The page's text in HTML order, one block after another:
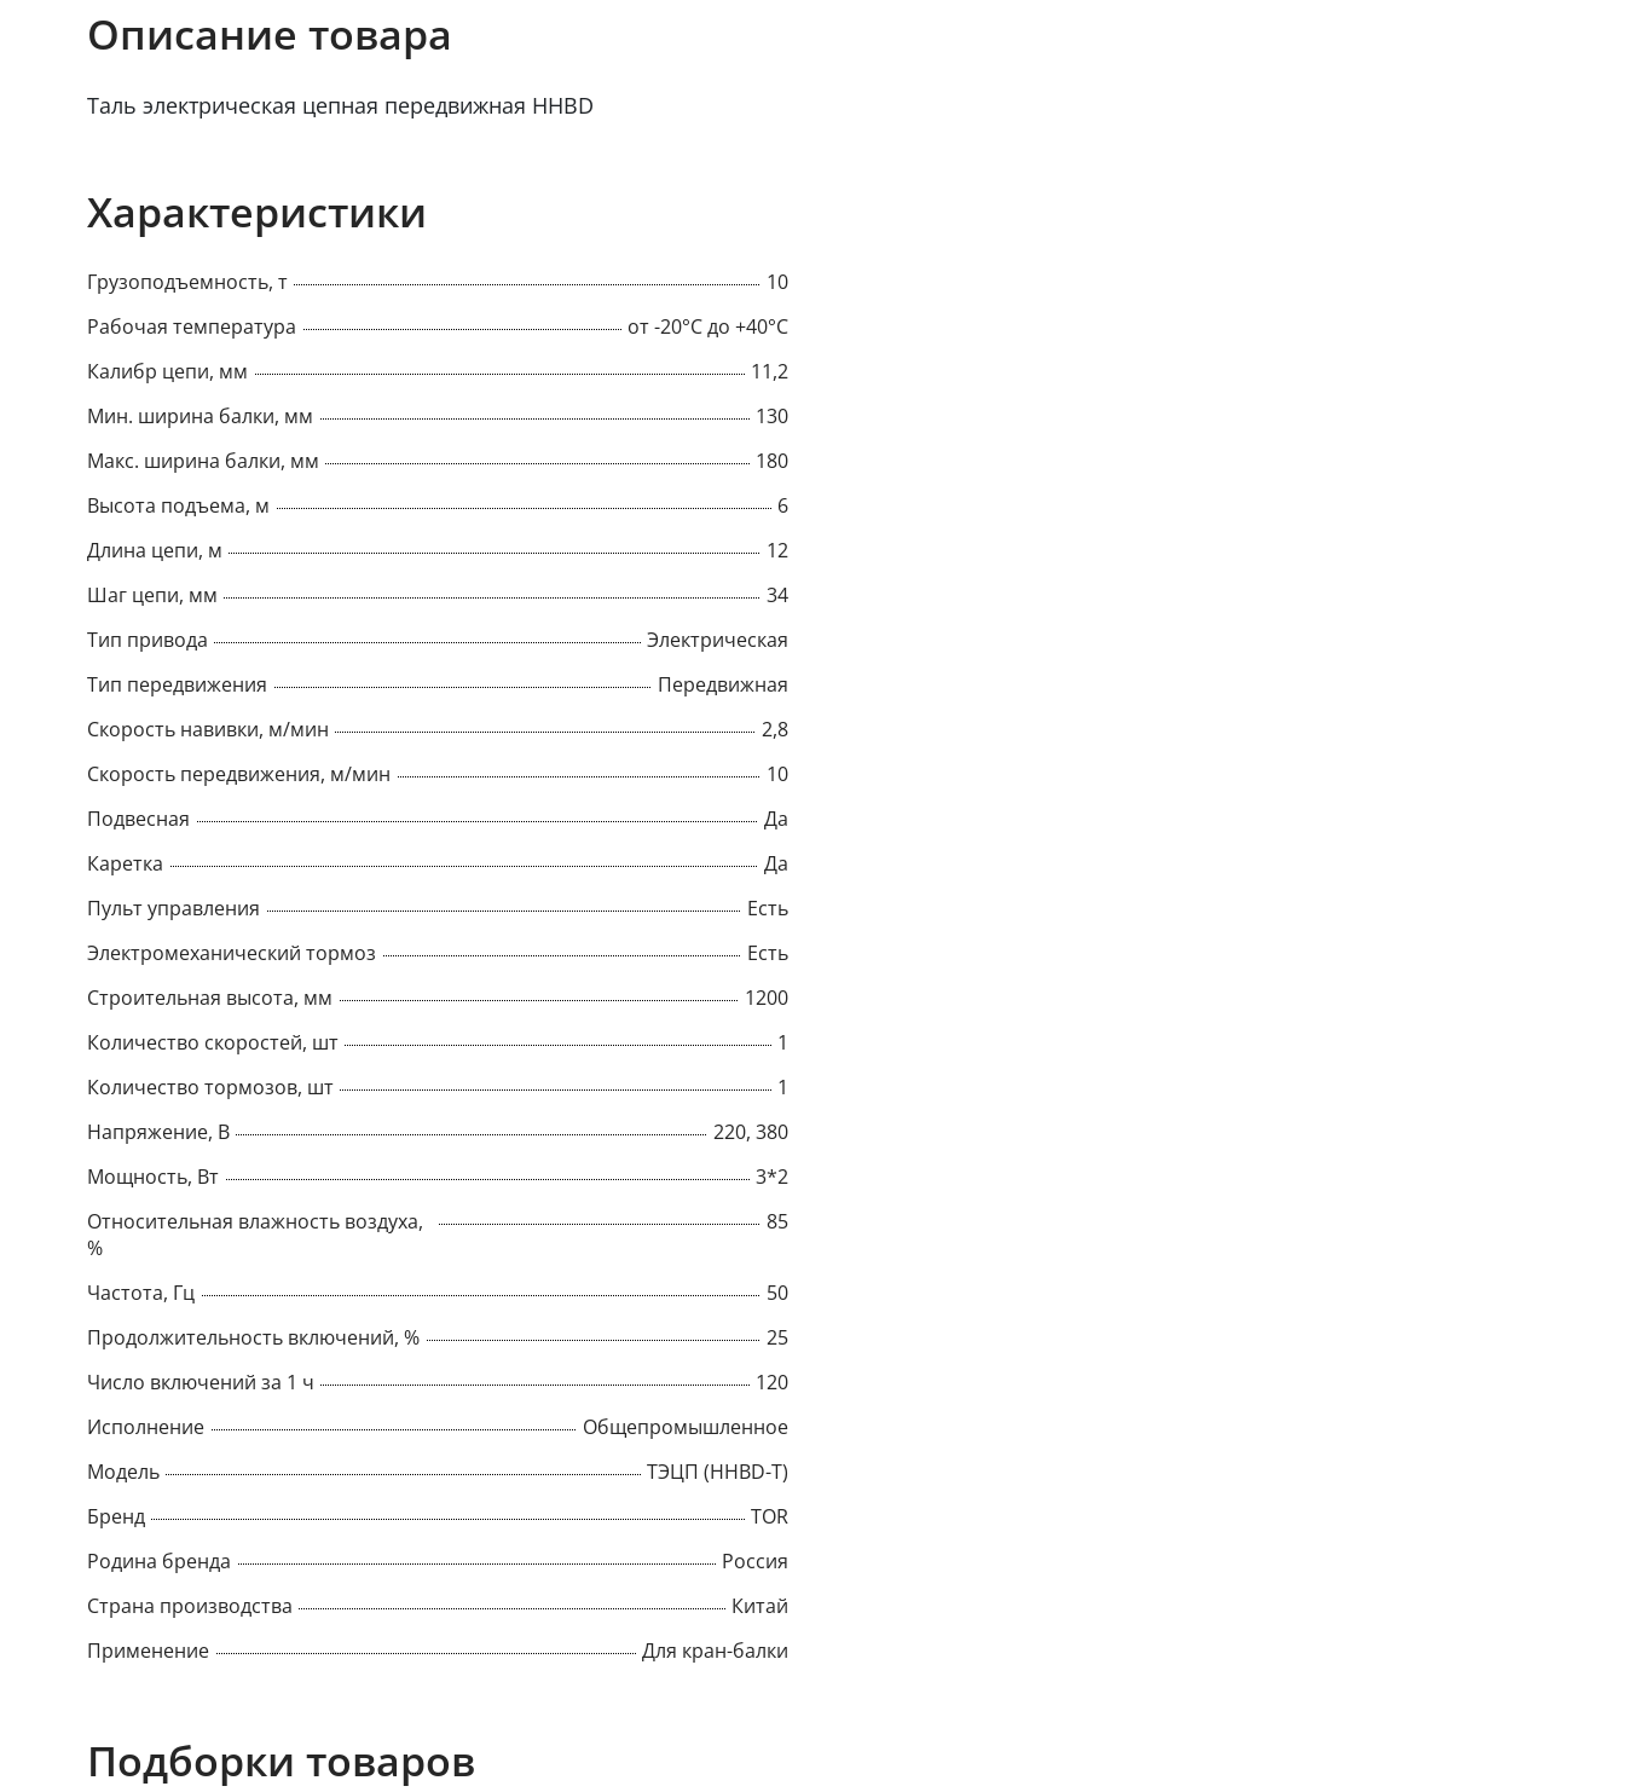
Описание товара
Таль электрическая цепная передвижная HHBD
Характеристики
Грузоподъемность, т
10
Рабочая температура
от -20°C до +40°C
Калибр цепи, мм
11,2
Мин. ширина балки, мм
130
Макс. ширина балки, мм
180
Высота подъема, м
6
Длина цепи, м
12
Шаг цепи, мм
34
Тип привода
Электрическая
Тип передвижения
Передвижная
Скорость навивки, м/мин
2,8
Скорость передвижения, м/мин
10
Подвесная
Да
Каретка
Да
Пульт управления
Есть
Электромеханический тормоз
Есть
Строительная высота, мм
1200
Количество скоростей, шт
1
Количество тормозов, шт
1
Напряжение, В
220, 380
Мощность, Вт
3*2
Относительная влажность воздуха,
%
85
Частота, Гц
50
Продолжительность включений, %
25
Число включений за 1 ч
120
Исполнение
Общепромышленное
Модель
ТЭЦП (HHBD-T)
Бренд
TOR
Родина бренда
Россия
Страна производства
Китай
Применение
Для кран-балки
Подборки товаров
Popup
Title